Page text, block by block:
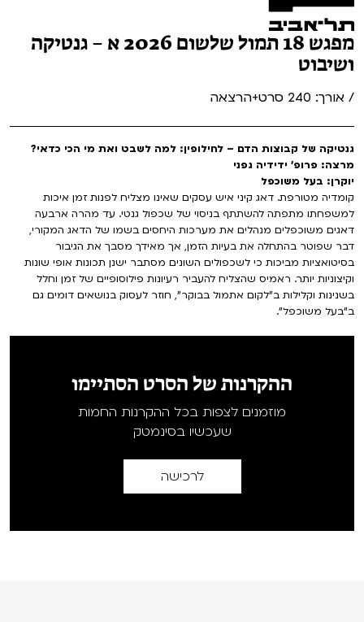
מפגש 18 תמול שלשום 2026 א – גנטיקה
ושיבוט
/ אורך: 240 סרט+הרצאה
גנטיקה של קבוצות הדם – לחילופין: למה לשבט ואת מי הכי כדאי?
מרצה: פרופ' ידידיה גפני
יוקרן: בעל משוכפל
קומדיה מטורפת. דאג קיני איש עסקים שאינו מצליח לפנות זמן איכות
למשפחתו מתפתה להשתתף בניסוי של שכפול גנטי. עד מהרה ארבעה
דאגים משוכפלים מנהלים את מערכות היחסים בשמו של הדאג המקורי,
דבר שפוטר בהתחלה את בעיות הזמן, אך מאידך מסבך את הגיבור
בסיטואציות מביכות כי לשכפולים השונים מסתבר ישנן תכונות אופי שונות
וקיצוניות יותר. ראמיס שהצליח להעביר רעיונות פילוסופיים של זמן וחלל
בשנינות וקלילות ב"לקום אתמול בבוקר", חוזר לעסוק בנושאים דומים גם
ב"בעל משוכפל".
ההקרנות של הסרט הסתיימו
מוזמנים לצפות בכל ההקרנות החמות
שעכשיו בסינמטק
לרכישה